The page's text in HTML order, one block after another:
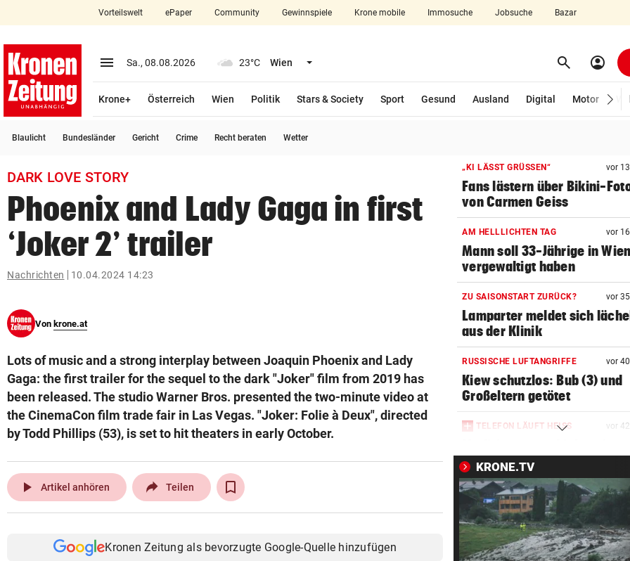
closeSchließen
account_circle Anmelden
arrow_right
bookmark
search
Suchbegriff
eingeben
© Krone Multimedia GmbH & Co KG 2026
Vorteilswelt ePaper Community Gewinnspiele Krone mobile Immosuche Jobsuche Bazar
menu Menü aufklappen
Sa., 08.08.2026 23°C Wien Menü aufklappen search Suchen
account_circle
Krone+ Österreich Wien Politik Stars & Society Sport Gesund Ausland Digital Motor
Blaulicht Bundesländer Gericht Crime Recht beraten Wetter
DARK LOVE STORY
Phoenix and Lady Gaga in first
‘Joker 2’ trailer
Nachrichten 10.04.2024 14:23
Von krone.at
Lots of music and a strong interplay between Joaquin Phoenix and Lady
Gaga: the first trailer for the sequel to the dark "Joker" film from 2019 has
been released. The studio Warner Bros. presented the two-minute video at
the CinemaCon film trade fair in Las Vegas. "Joker: Folie à Deux", directed
by Todd Phillips (53), is set to hit theaters in early October.
play_arrow Artikel anhören Teilen
Kronen Zeitung als bevorzugte Google-Quelle hinzufügen
„KI LÄSST GRÜSSEN“ vor
Fans lästern über Bikini-
von Carmen Geiss
AM HELLLICHTEN TAG vor
Mann soll 33-Jährige in Wien
vergewaltigt haben
ZU SAISONSTART ZURÜCK? vor
Lamparter meldet sich
aus der Klinik
RUSSISCHE LUFTANGRIFFE vor
Kiew schutzlos: Bub (3) und
Großeltern getötet
TELEFON LÄUFT HEISS vor
Pension für Patienten
„ERSCHRECKENDE SZENEN“ vor
Brand am Gardasee: Hotel
geräumt, Urlauber fliehen
ACHT KILO TNT IM BODEN vor
KRONE.TV